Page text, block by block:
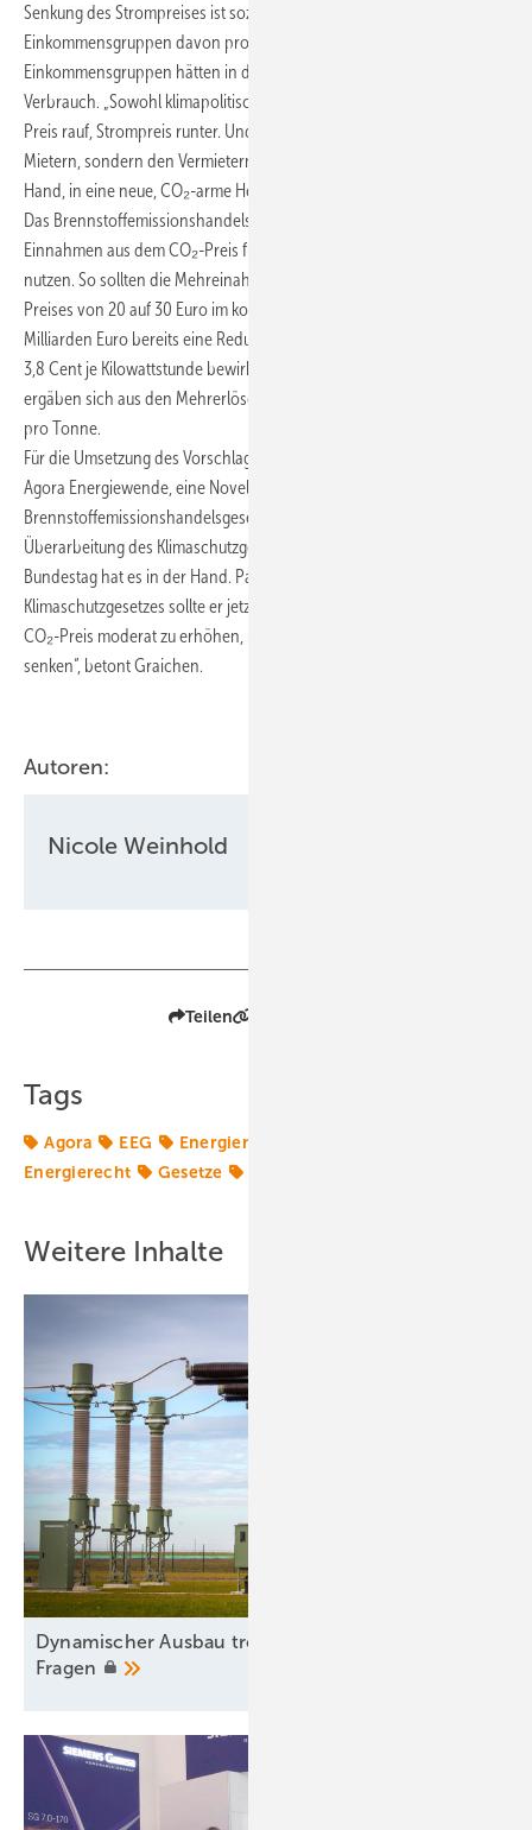
Senkung des Strompreises ist sozial gerecht, da die unteren
Einkommensgruppen davon profitieren“, sagt Graichen. Höhere
Einkommensgruppen hätten in der Regel größere Autos mit höherem
Verbrauch. „Sowohl klimapolitisch als auch sozialpolitisch gilt. CO₂-
Preis rauf, Strompreis runter. Und die höheren CO₂-Kosten nicht den
Mietern, sondern den Vermietern anlasten.“ Letztere hätten es in der
Hand, in eine neue, CO₂-arme Heizung zu investieren.
Das Brennstoffemissionshandelsgesetz sieht bereits heute vor,
Einnahmen aus dem CO₂-Preis für die Senkung der EEG-Umlage zu
nutzen. So sollten die Mehreinahmen aus dem Anstieg des CO₂-
Preises von 20 auf 30 Euro im kommenden Jahr in Höhe von 3,6
Milliarden Euro bereits eine Reduzierung der EEG-Umlage um 1,4 auf
3,8 Cent je Kilowattstunde bewirken. Weitere 1,3 Cent Reduktion
ergäben sich aus den Mehrerlösen eines CO₂-Preises von 45 Euro
pro Tonne.
Für die Umsetzung des Vorschlags zum 1. Januar 2022 empfiehlt
Agora Energiewende, eine Novelle des
Brennstoffemissionshandelsgesetzes gleichzeitig mit der
Überarbeitung des Klimaschutzgesetzes auf den Weg zu bringen. „Der
Bundestag hat es in der Hand. Parallel zur Novelle des
Klimaschutzgesetzes sollte er jetzt auch die Chance ergreifen, den
CO₂-Preis moderat zu erhöhen, um so die EEG-Umlage drastisch zu
senken“, betont Graichen.
Autoren:
Nicole Weinhold
Teilen
Tags
Agora EEG Energiemarkt
Energierecht
Gesetze
Weitere Inhalte
Dy namischer Ausbau trotz Engpass und offener
Fragen